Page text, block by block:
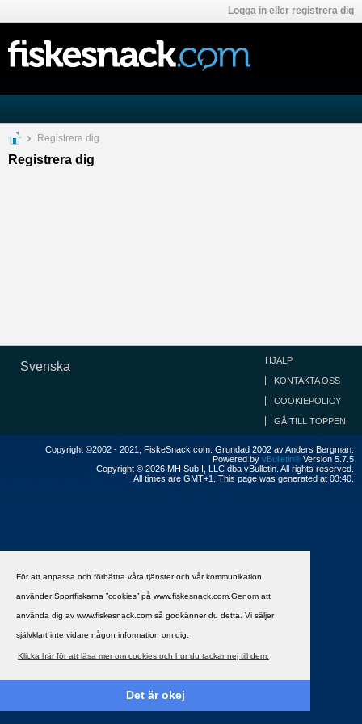
För att anpassa och förbättra våra tjänster och vår kommunikation
använder Sportfiskarna ”cookies” på www.fiskesnack.com.Genom att
använda dig av www.fiskesnack.com så godkänner du detta. Vi säljer
självklart inte vidare någon information om dig.
Klicka här för att läsa mer om cookies och hur du tackar nej till dem.
Det är okej
Logga in eller registrera dig
Registrera dig
Registrera dig
Svenska HJÄLP
KONTAKTA OSS
COOKIEPOLICY
GÅ TILL TOPPEN
Copyright ©2002 - 2021, FiskeSnack.com. Grundad 2002 av Anders Bergman.
Powered by vBulletin® Version 5.7.5
Copyright © 2026 MH Sub I, LLC dba vBulletin. All rights reserved.
All times are GMT+1. This page was generated at 03:40.